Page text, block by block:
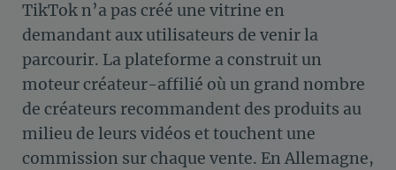
TikTok n’a pas créé une vitrine en
demandant aux utilisateurs de venir la
parcourir. La plateforme a construit un
moteur créateur-affilié où un grand nombre
de créateurs recommandent des produits au
milieu de leurs vidéos et touchent une
commission sur chaque vente. En Allemagne,